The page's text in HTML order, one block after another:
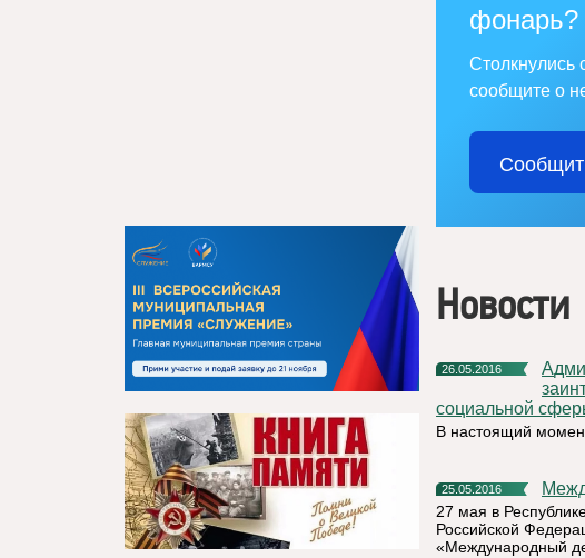
фонарь?
сообщите о
Новости
26.05.2016
Администрация МР «Княжпогостский доводит до сведения
социальной
В настоящий
25.05.2016
27 мая в
Российской
«Международный